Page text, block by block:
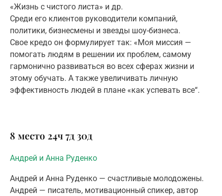
«Жизнь с чистого листа» и др.
Среди его клиентов руководители компаний,
политики, бизнесмены и звезды шоу-бизнеса.
Свое кредо он формулирует так: «Моя миссия —
помогать людям в решении их проблем, самому
гармонично развиваться во всех сферах жизни и
этому обучать. А также увеличивать личную
эффективность людей в плане «как успевать все“.
8 место 24ч7д 30д
Андрей и Анна Руденко
Андрей и Анна Руденко — счастливые молодожены.
Андрей — писатель, мотивационный спикер, автор